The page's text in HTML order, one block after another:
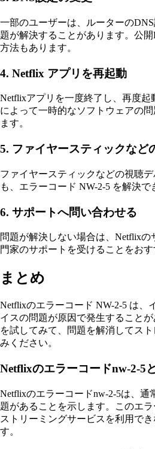
一部のユーザーは、ルーターの
題が解決することがあります。公
方法もあります。
4. Netflix アプリを再起動
Netflixアプリを一度終了し、再度
によって一時的なソフトウェアの
ます。
5. ファイヤースティックなど
ファイヤースティックなどの視聴
も、エラーコード NW-2-5 を解決で
6. サポートへ問い合わせる
問題が解決しない場合は、Netflix
門家のサポートを受けることをおす
まとめ
Netflixのエラーコード NW-2-5 は、
イスの問題が原因で発生すること
を試してみて、問題を解消してス
みください。
Netflixのエラーコードnw-2-5
Netflixのエラーコードnw-2-5は、通
題があることを示します。このエラ
ストリーミングサービスを利用で
す。